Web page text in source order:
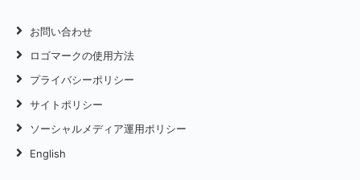
お問い合わせ
ロゴマークの使用方法
プライバシーポリシー
サイトポリシー
ソーシャルメディア運用ポリシー
English